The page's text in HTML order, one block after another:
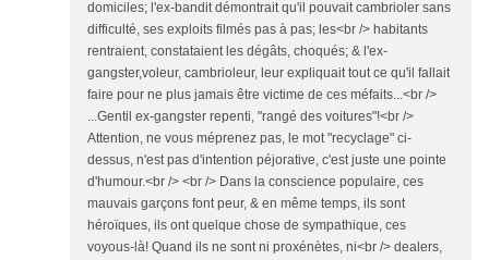
domiciles; l'ex-bandit démontrait qu'il pouvait cambrioler sans
difficulté, ses exploits filmés pas à pas; les<br /> habitants
rentraient, constataient les dégâts, choqués; & l'ex-
gangster,voleur, cambrioleur, leur expliquait tout ce qu'il fallait
faire pour ne plus jamais être victime de ces méfaits...<br />
...Gentil ex-gangster repenti, "rangé des voitures"!<br />
Attention, ne vous méprenez pas, le mot "recyclage" ci-
dessus, n'est pas d'intention péjorative, c'est juste une pointe
d'humour.<br /> <br /> Dans la conscience populaire, ces
mauvais garçons font peur, & en même temps, ils sont
héroïques, ils ont quelque chose de sympathique, ces
voyous-là! Quand ils ne sont ni proxénètes, ni<br /> dealers,